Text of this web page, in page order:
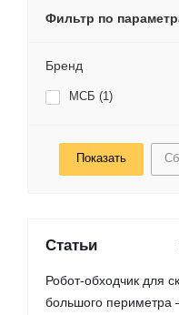
Фильтр по
Бренд
МСБ (1)
Статьи
Робот-обходчик для
большого периметра